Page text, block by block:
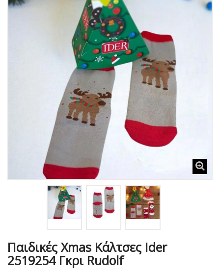
Παιδικές Xmas Κάλτσες Ider
2519254 Γκρι Rudolf